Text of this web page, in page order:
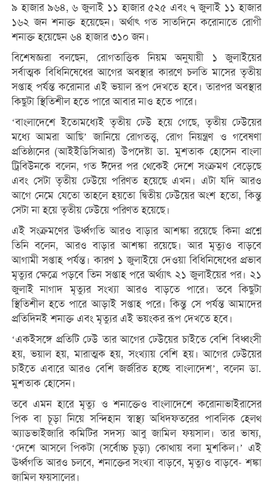
৯ হাজার ৯৬৪, ৬ জুলাই ১১ হাজার ৫২৫ এবং ৭ জুলাই ১১ হাজার
১৬২ জন শনাক্ত হয়েছেন। অর্থাৎ গত সাতদিনে করোনাতে রোগী
শনাক্ত হয়েছেন ৬৪ হাজার ৩১০ জন।
বিশেষজ্ঞরা বলছেন, রোগতাত্তিক নিয়ম অনুযায়ী ১ জুলাইয়ের
সর্বাত্মক বিধিনিষেধের আগের অবস্থার কারণে চলতি মাসের তৃতীয়
সপ্তাহ পর্যন্ত করোনার এই ভয়াল রূপ দেখতে হবে। তারপর অবস্থার
কিছুটা স্থিতিশীল হতে পারে আবার নাও হতে পারে।
‘বাংলাদেশে ইতোমধ্যেই তৃতীয় ঢেউ হয়ে গেছে, তৃতীয় ঢেউয়ের
মধ্যে আমরা আছি’ জানিয়ে রোগতত্ত্ব, রোগ নিয়ন্ত্রণ ও গবেষণা
প্রতিষ্ঠানের (আইইডিসিআর) উপদেষ্টা ডা. মুশতাক হোসেন বাংলা
ট্রিবিউনকে বলেন, গত ঈদের পর থেকেই দেশে সংক্রমণ বেড়েছে
এবং সেটা তৃতীয় ঢেউয়ে পরিণত হয়েছে এখন। এটা যদি আরও
আগে নেমে যেতো তাহলে হয়তো দ্বিতীয় ঢেউয়ের অংশ হতো, কিন্তু
সেটা না হয়ে তৃতীয় ঢেউয়ে পরিণত হয়েছে।
এই সংক্রমণের ঊর্ধ্বগতি আরও বাড়ার আশঙ্কা রয়েছে কিনা প্রশ্নে
তিনি বলেন, আরও বাড়ার আশঙ্কা রয়েছে। আর মৃত্যুও বাড়বে
আগামী সপ্তাহ পর্যন্ত। কারণ ১ জুলাইয়ে দেওয়া বিধিনিষেধের প্রভাব
মৃত্যুর ক্ষেত্রে পড়বে তিন সপ্তাহ পরে অর্থ্যাৎ ২১ জুলাইয়ের পর। ২১
জুলাই নাগাদ মৃত্যুর সংখ্যা আরও বাড়তে পারে। তবে কিছুটা
স্থিতিশীল হতে পারে আড়াই সপ্তাহ পরে। কিন্তু সে পর্যন্ত আমাদের
প্রতিদিনই শনাক্ত এবং মৃত্যুর এই ভয়ংকর রূপ দেখতে হবে।
‘একইসঙ্গে প্রতিটি ঢেউ তার আগের ঢেউয়ের চাইতে বেশি বিধ্বংসী
হয়, ভয়াল হয়, মারাত্মক হয়, সংখ্যায় বেশি হয়। আগের ঢেউয়ের
চাইতে এবারে আরও বেশি জর্জরিত হচ্ছে বাংলাদেশ’, বলেন ডা.
মুশতাক হোসেন।
তবে এমন হারে মৃত্যু ও শনাক্তেও বাংলাদেশে করোনাভাইরাসের
পিক বা চূড়া নিয়ে সন্দিহান স্বাস্থ্য অধিদফতরের পাবলিক হেলথ
অ্যাডভাইজারি কমিটির সদস্য আবু জামিল ফয়সাল। তার ভাষ্য,
‘দেশে আসলে পিকটা (সর্বোচ্চ চূড়া) কোথায় বলা মুশকিল।’ এই
ঊর্ধ্বগতি আরও চলবে, শনাক্তের সংখ্যা বাড়বে, মৃত্যুও বাড়বে- শঙ্কা
জামিল ফয়সালের।